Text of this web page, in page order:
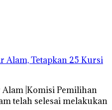
Alam, Tetapkan 25 Kursi
|Komisi Pemilihan
telah selesai melakukan